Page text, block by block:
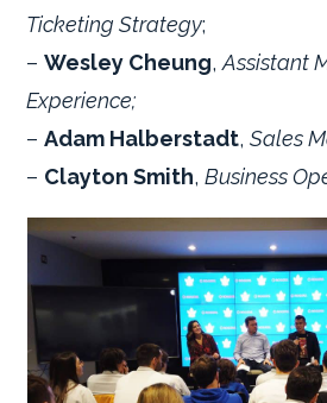
Ticketing Strategy;
–Wesley Cheung,Assistant
Experience;
–Adam Halberstadt,Sales
– Clayton Smith,Business